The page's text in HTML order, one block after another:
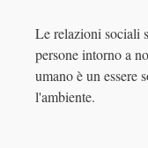
Le relazioni sociali
persone intorno a
umano è un essere
l'ambiente.